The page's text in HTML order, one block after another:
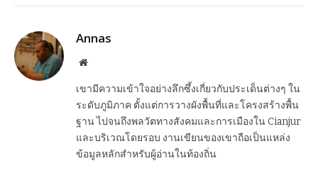
Annas
Website
เขามีความเข้าใจอย่างลึกซึ้งเกี่ยวกับประเด็นต่างๆ ใน
ระดับภูมิภาค ตั้งแต่การวางผังพื้นที่และโครงสร้างพื้น
ฐาน ไปจนถึงพลวัตทางสังคมและการเมืองใน Cianjur
และบริเวณโดยรอบ งานเขียนของเขาถือเป็นแหล่ง
ข้อมูลหลักสำหรับผู้อ่านในท้องถิ่น